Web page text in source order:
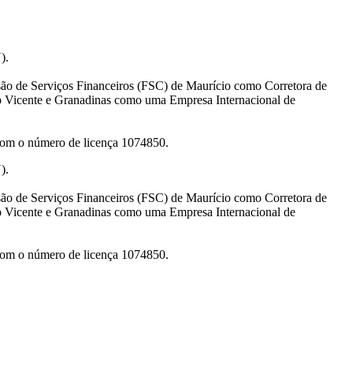
de Serviços Financeiros (FSC) de Maurício como Corretora de
e Granadinas como uma Empresa Internacional de
o número de licença 1074850.
de Serviços Financeiros (FSC) de Maurício como Corretora de
e Granadinas como uma Empresa Internacional de
o número de licença 1074850.